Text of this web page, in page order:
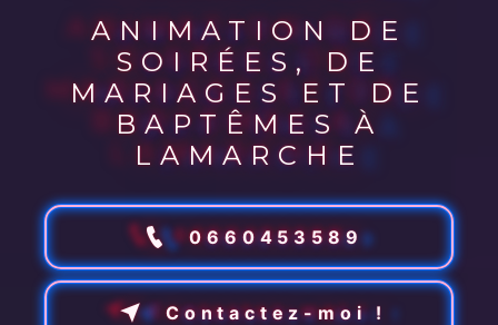
ANIMATION DE
SOIRÉES, DE
MARIAGES ET DE
BAPTÊMES À
LAMARCHE
0660453589
Contactez-moi !